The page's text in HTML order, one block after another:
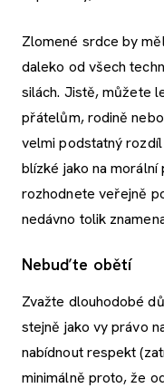
Zlomené srdce by
daleko od všech
silách. Jistě, můžete
přátelům, rodině
velmi podstatný
blízké jako na
rozhodnete veřejně
nedávno tolik
Nebuďte obětí
Zvažte dlouhodobé
stejně jako vy právo
nabídnout respekt
minimálně proto, že